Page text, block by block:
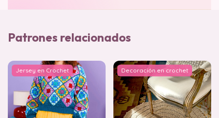
Patrones relacionados
Jersey en Crochet Decoración en crochet